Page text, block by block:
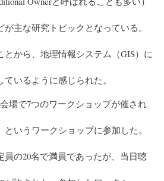
主な研究トピックとなっている。
から、地理情報システム（GIS）に
いるように感じられた。
場で7つのワークショップが催され
いうワークショップに参加した。
員の20名で満員であったが、当日聴